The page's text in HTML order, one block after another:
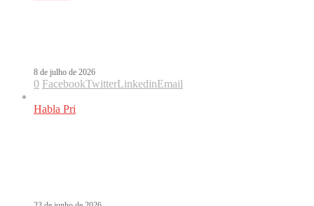
8 de julho de 2026
0 FacebookTwitterLinkedinEmail
Habla Pri